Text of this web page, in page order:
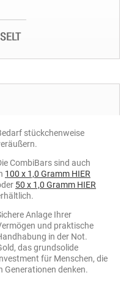
stückchenweise
CombiBars sind auch
100 x 1,0 Gramm HIER
50 x 1,0 Gramm HIER
Anlage Ihrer
und praktische
in der Not.
das grundsolide
für Menschen, die
Generationen denken.